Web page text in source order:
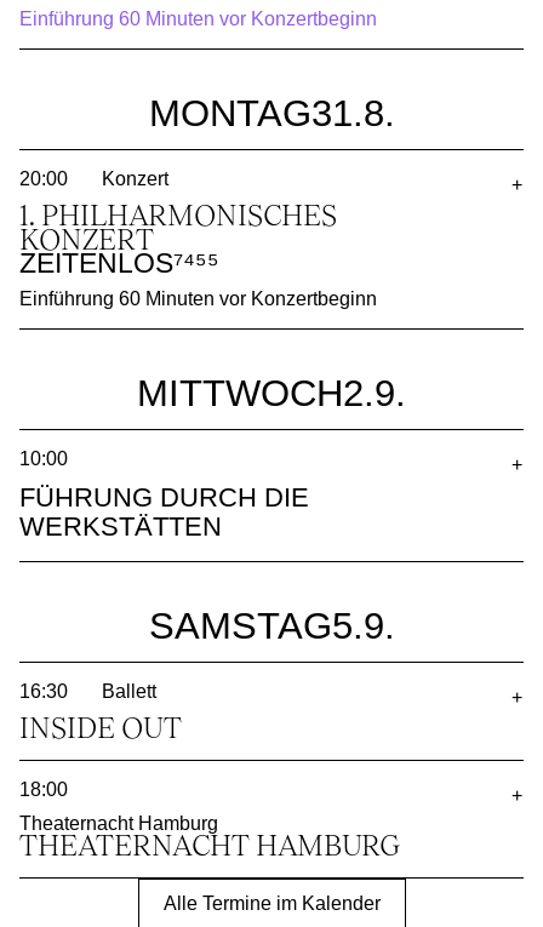
Einführung 60 Minuten vor Konzertbeginn
MONTAG31.8.
20:00 Konzert
1. PHILHARMO­NISCHES
KONZERT
ZEITENLOS⁷⁴⁵⁵
Einführung 60 Minuten vor Konzertbeginn
+
MITTWOCH2.9.
10:00
FÜHRUNG DURCH DIE
WERKSTÄTTEN
+
SAMSTAG5.9.
16:30 Ballett
INSIDE OUT
+
18:00
Theaternacht Hamburg
THEATER­NACHT HAMBURG
+
Alle Termine im Kalender